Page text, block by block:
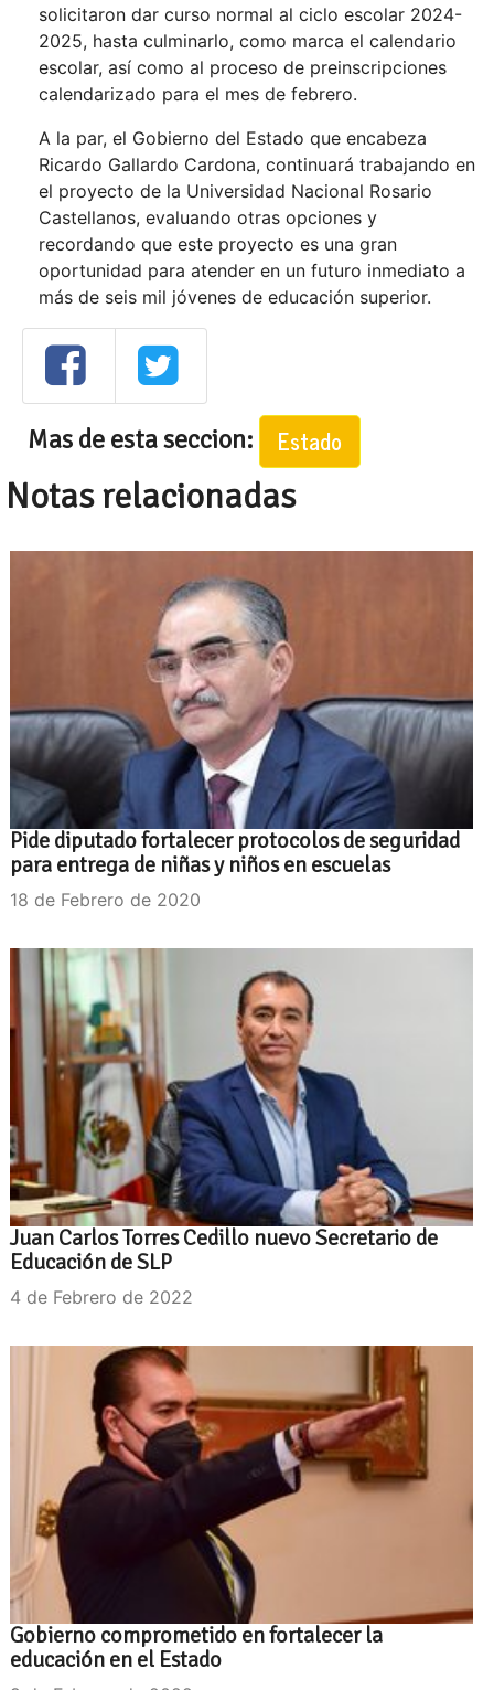
solicitaron dar curso normal al ciclo escolar 2024-
2025, hasta culminarlo, como marca el calendario
escolar, así como al proceso de preinscripciones
calendarizado para el mes de febrero.
A la par, el Gobierno del Estado que encabeza
Ricardo Gallardo Cardona, continuará trabajando en
el proyecto de la Universidad Nacional Rosario
Castellanos, evaluando otras opciones y
recordando que este proyecto es una gran
oportunidad para atender en un futuro inmediato a
más de seis mil jóvenes de educación superior.
Mas de esta seccion: Estado
Notas relacionadas
Pide diputado fortalecer protocolos de seguridad
para entrega de niñas y niños en escuelas
18 de Febrero de 2020
Juan Carlos Torres Cedillo nuevo Secretario de
Educación de SLP
4 de Febrero de 2022
Gobierno comprometido en fortalecer la
educación en el Estado